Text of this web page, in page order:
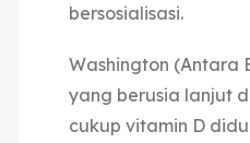
bersosialisasi.
Washington (Antara
yang berusia lanjut
cukup vitamin D